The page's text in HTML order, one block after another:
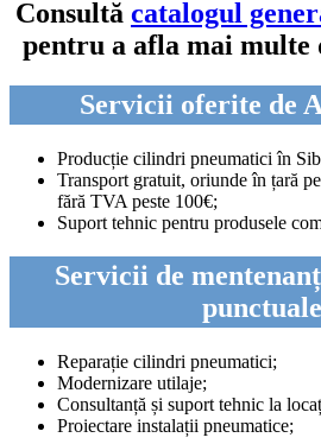
Consultă catalogul
pentru a afla mai multe
Servicii oferite de
Producție cilindri pneumatici în
Transport gratuit, oriunde în țară
fără TVA peste 100€;
Suport tehnic pentru produsele
Servicii de
Reparație cilindri pneumatici;
Modernizare utilaje;
Consultanță și suport tehnic la
Proiectare instalații pneumatice;